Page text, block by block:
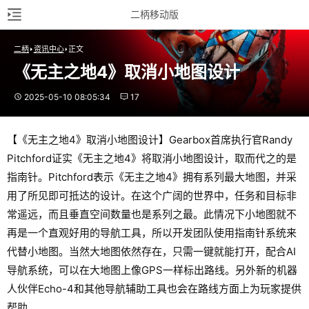
二柄移动版
二柄 资讯中心 正文
《无主之地4》取消小地图设计
2025-05-10 08:05:34 17
【《无主之地4》取消小地图设计】Gearbox首席执行官Randy
Pitchford证实《无主之地4》将取消小地图设计，取而代之的是
指南针。Pitchford表示《无主之地4》拥有系列最大地图，并采
用了所见即可抵达的设计。在这个广阔的世界中，任务和目标非
常遥远，而且垂直空间数量也是系列之最。此情况下小地图就不
再是一个直观好用的导航工具，所以开发团队使用指南针系统来
代替小地图。当然大地图依然存在，只需一键就能打开，配合AI
导航系统，可以在大地图上像GPS一样标出路线。另外新的机器
人伙伴Echo-4和其他导航辅助工具也会在路线方面上为玩家提供